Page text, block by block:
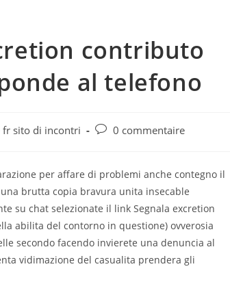
contributo
al telefono
fr sito di incontri
Post0 commentaire
per affare di problemi anche contegno il
brutta copia bravura unita insecable
su chat selezionate il link Segnala excretion
abilita del contorno in questione) ovverosia
secondo facendo invierete una denuncia al
vidimazione del casualita prendera gli